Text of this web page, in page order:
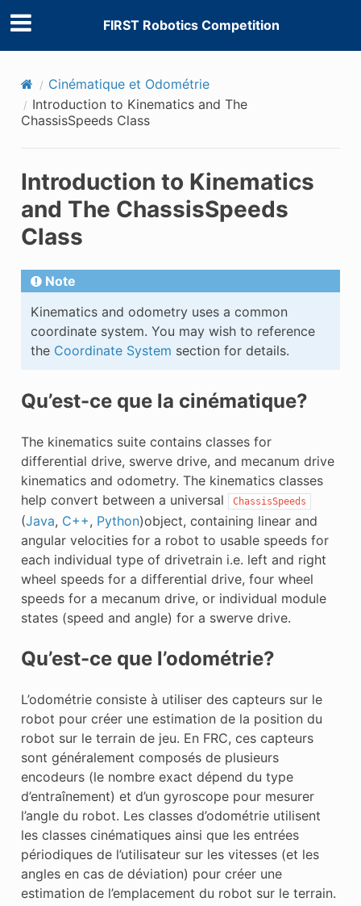
FIRST Robotics Competition
Cinématique et Odométrie
Introduction to Kinematics and The
ChassisSpeeds Class
Introduction to Kinematics
and The ChassisSpeeds
Class
Note
Kinematics and odometry uses a common
coordinate system. You may wish to reference
the Coordinate System section for details.
Qu’est-ce que la cinématique?
The kinematics suite contains classes for
differential drive, swerve drive, and mecanum drive
kinematics and odometry. The kinematics classes
help convert between a universal
ChassisSpeeds
(Java, C++, Python)object, containing linear and
angular velocities for a robot to usable speeds for
each individual type of drivetrain i.e. left and right
wheel speeds for a differential drive, four wheel
speeds for a mecanum drive, or individual module
states (speed and angle) for a swerve drive.
Qu’est-ce que l’odométrie?
L’odométrie consiste à utiliser des capteurs sur le
robot pour créer une estimation de la position du
robot sur le terrain de jeu. En FRC, ces capteurs
sont généralement composés de plusieurs
encodeurs (le nombre exact dépend du type
d’entraînement) et d’un gyroscope pour mesurer
l’angle du robot. Les classes d’odométrie utilisent
les classes cinématiques ainsi que les entrées
périodiques de l’utilisateur sur les vitesses (et les
angles en cas de déviation) pour créer une
estimation de l’emplacement du robot sur le terrain.